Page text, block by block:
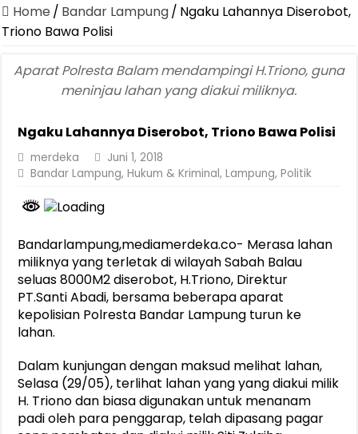
Home / Bandar Lampung/ Ngaku Lahannya Diserobot,
Triono Bawa Polisi
Aparat Polresta Balam mendampingi H.Triono, guna
meninjau lahan yang diakui miliknya.
Ngaku Lahannya Diserobot, Triono Bawa Polisi
merdeka
Juni 1, 2018
Bandar Lampung,Hukum & Kriminal,Lampung,Politik
Bandarlampung,mediamerdeka.co- Merasa lahan
miliknya yang terletak di wilayah Sabah Balau
seluas 8000M2 diserobot, H.Triono, Direktur
PT.Santi Abadi, bersama beberapa aparat
kepolisian Polresta Bandar Lampung turun ke
lahan.
Dalam kunjungan dengan maksud melihat lahan,
Selasa (29/05), terlihat lahan yang yang diakui milik
H. Triono dan biasa digunakan untuk menanam
padi oleh para penggarap, telah dipasang pagar